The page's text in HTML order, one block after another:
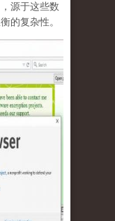
源于这些数
的复杂性。